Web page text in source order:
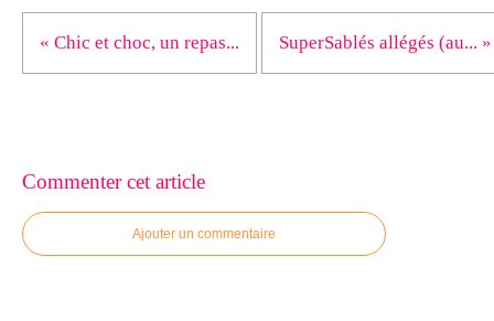
« Chic et choc, un repas... SuperSablés allégés (au... »
Commenter cet article
Ajouter un commentaire